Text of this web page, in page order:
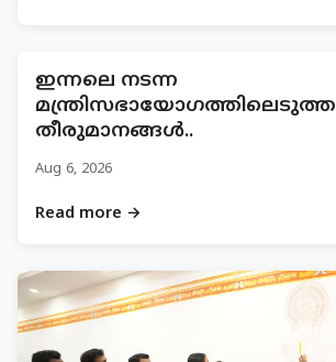
ഇന്നലെ നടന്ന
മന്ത്രിസഭായോഗത്തിലെടുത്ത
തീരുമാനങ്ങൾ..
Aug 6, 2026
Read more →